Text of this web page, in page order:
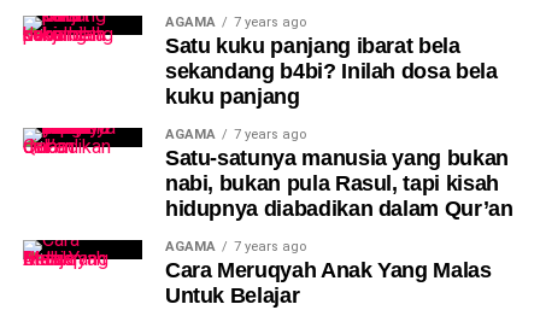
AGAMA 7 years ago
Satu kuku panjang ibarat bela
sekandang b4bi? Inilah dosa bela
kuku panjang
AGAMA 7 years ago
Satu-satunya manusia yang bukan
nabi, bukan pula Rasul, tapi kisah
hidupnya diabadikan dalam Qur’an
AGAMA 7 years ago
Cara Meruqyah Anak Yang Malas
Untuk Belajar